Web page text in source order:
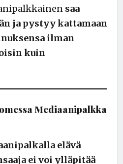
saa
ja pystyy kattamaan
ilman
kuin
Mediaanipalkka
elävä
ei voi ylläpitää